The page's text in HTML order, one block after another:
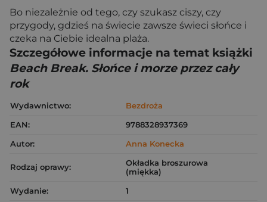
Bo niezależnie od tego, czy szukasz ciszy, czy
przygody, gdzieś na świecie zawsze świeci słońce i
czeka na Ciebie idealna plaża.
Szczegółowe informacje na temat książki
Beach Break. Słońce i morze przez cały
rok
Wydawnictwo:
Bezdroża
EAN:
9788328937369
Autor:
Anna Konecka
Rodzaj oprawy:
Okładka broszurowa
(miękka)
Wydanie:
1